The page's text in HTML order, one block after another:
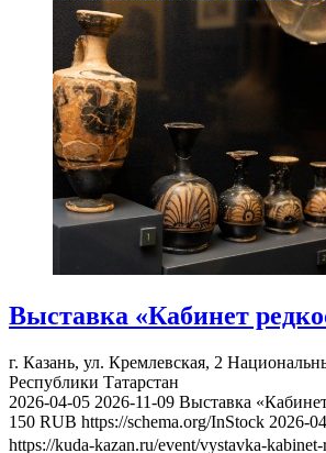
Выставка «Кабинет
г. Казань, ул. Кремлевская, 2
Республики Татарстан
2026-04-05 2026-11-09 Выставка
150 RUB https://schema.org/InStock 2026-
https://kuda-kazan.ru/event/vystavka-